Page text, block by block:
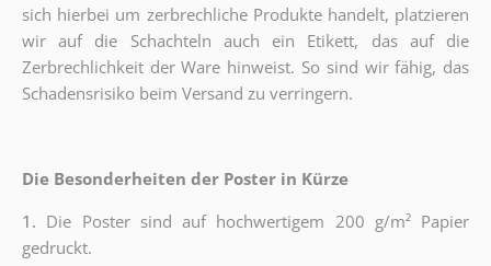
sich hierbei um zerbrechliche Produkte handelt, platzieren
wir auf die Schachteln auch ein Etikett, das auf die
Zerbrechlichkeit der Ware hinweist. So sind wir fähig, das
Schadensrisiko beim Versand zu verringern.
Die Besonderheiten der Poster in Kürze
1. Die Poster sind auf hochwertigem 200 g/m² Papier
gedruckt.